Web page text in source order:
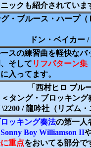
ックも紹介されていま
グ・ブルース・ハー
ドン・ベイカー
スの練習曲を軽快な
そして リフパターン集
入ってます。
「西村ヒロ ブル
＜タング・ブロッキン
/ 龍吟社（リズム
ッキング奏法の第一人
Sonny Boy Williamson II
に重点をおいてる部分で